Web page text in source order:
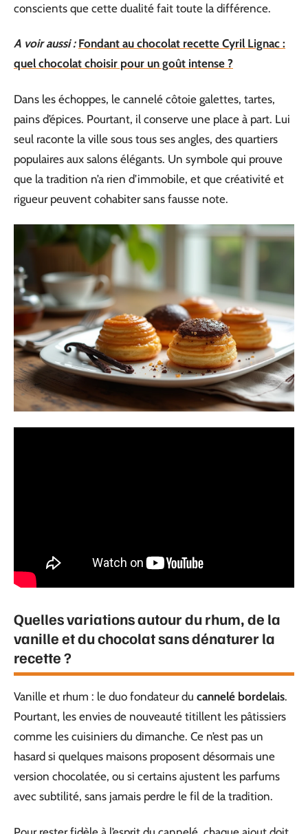
conscients que cette dualité fait toute la différence.
A voir aussi : Fondant au chocolat recette Cyril Lignac :
quel chocolat choisir pour un goût intense ?
Dans les échoppes, le cannelé côtoie galettes, tartes,
pains d’épices. Pourtant, il conserve une place à part. Lui
seul raconte la ville sous tous ses angles, des quartiers
populaires aux salons élégants. Un symbole qui prouve
que la tradition n’a rien d’immobile, et que créativité et
rigueur peuvent cohabiter sans fausse note.
Quelles variations autour du rhum, de la
vanille et du chocolat sans dénaturer la
recette ?
Vanille et rhum : le duo fondateur du cannelé bordelais.
Pourtant, les envies de nouveauté titillent les pâtissiers
comme les cuisiniers du dimanche. Ce n’est pas un
hasard si quelques maisons proposent désormais une
version chocolatée, ou si certains ajustent les parfums
avec subtilité, sans jamais perdre le fil de la tradition.